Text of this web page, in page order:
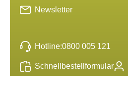
springen
Hotline:0800 005 121
Schnellbestellformular
Newsletter